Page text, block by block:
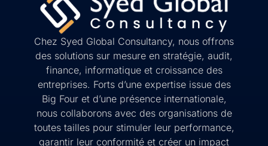
Chez Syed Global Consultancy, nous offrons
des solutions sur mesure en stratégie, audit,
finance, informatique et croissance des
entreprises. Forts d’une expertise issue des
Big Four et d’une présence internationale,
nous collaborons avec des organisations de
toutes tailles pour stimuler leur performance,
garantir leur conformité et créer un impact